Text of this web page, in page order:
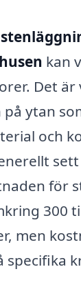
kan
Det
ytan
och
för
300
men
specifika